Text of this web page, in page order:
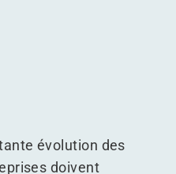
Un nouveau chapitre pour
X : Un nouveau
quittons X : Un nouveau
nous quittons X : Un
évolution des
doivent